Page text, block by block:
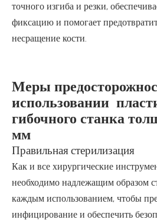
точного изгиба и резки,
фиксацию и помогает
несращение кости.
Меры
использовании
гибочного станка
мм
Правильная стерилизация
Как и все хирургические
необходимо надлежащим образом
каждым использованием, чтобы
инфицирование и обеспечить